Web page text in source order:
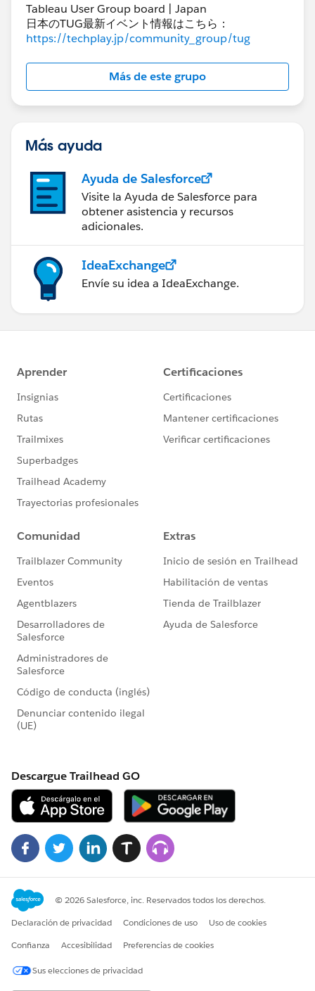
Tableau User Group board | Japan
日本のTUG最新イベント情報はこちら：
https://techplay.jp/community_group/tug
Más de este grupo
Más ayuda
Ayuda de Salesforce
Visite la Ayuda de Salesforce para
obtener asistencia y recursos
adicionales.
IdeaExchange
Envíe su idea a IdeaExchange.